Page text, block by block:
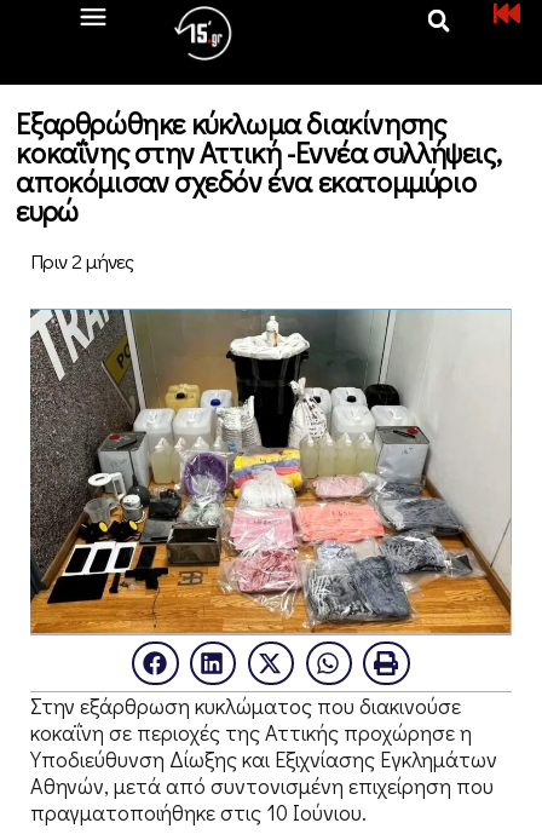
Εξαρθρώθηκε κύκλωμα διακίνησης
κοκαΐνης στην Αττική -Εννέα συλλήψεις,
αποκόμισαν σχεδόν ένα εκατομμύριο
ευρώ
Πριν 2 μήνες
Στην εξάρθρωση κυκλώματος που διακινούσε
κοκαΐνη σε περιοχές της Αττικής προχώρησε η
Υποδιεύθυνση Δίωξης και Εξιχνίασης Εγκλημάτων
Αθηνών, μετά από συντονισμένη επιχείρηση που
πραγματοποιήθηκε στις 10 Ιούνιου.